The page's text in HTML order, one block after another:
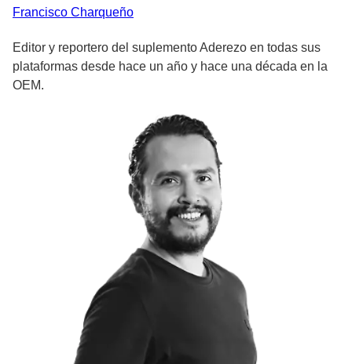
Francisco Charqueño
Editor y reportero del suplemento Aderezo en todas sus
plataformas desde hace un año y hace una década en la
OEM.